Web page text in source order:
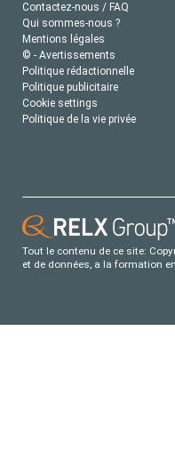
Contactez-nous / FAQ
Qui sommes-nous ?
Mentions légales
© - Avertissements
Politique rédactionnelle
Politique publicitaire
Cookie settings
Politique de la vie privée
Tout le contenu de ce site:
et de données, a la formation